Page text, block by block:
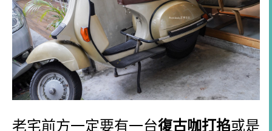
老宅前方一定要有一台復古咖打掐或是